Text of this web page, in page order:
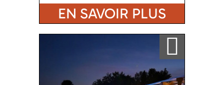
EN SAVOIR PLUS
Ajouter a ma sélection